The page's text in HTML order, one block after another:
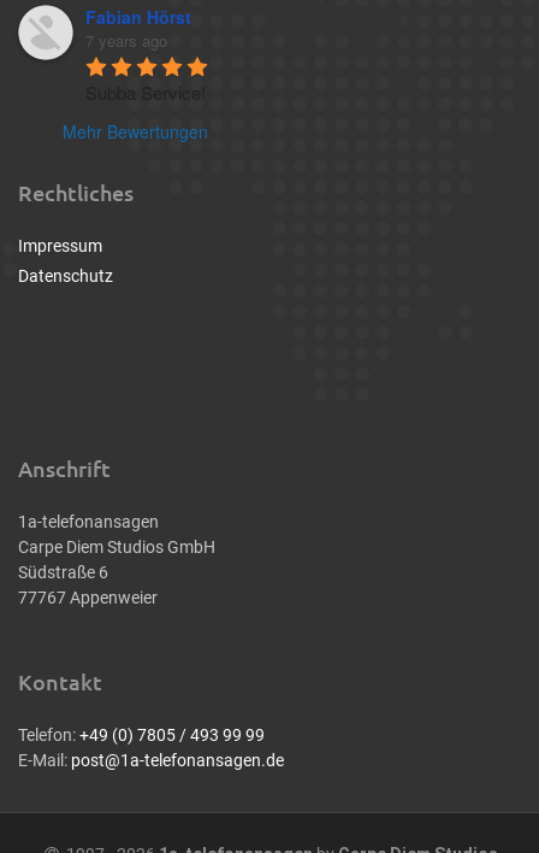
Fabian Hörst
7 years ago
Mehr Bewertungen
Rechtliches
Impressum
Datenschutz
Anschrift
1a-telefonansagen
Carpe Diem Studios GmbH
Südstraße 6
77767 Appenweier
Kontakt
Telefon:+49 (0) 7805 / 493 99 99
E-Mail: post@1a-telefonansagen.de